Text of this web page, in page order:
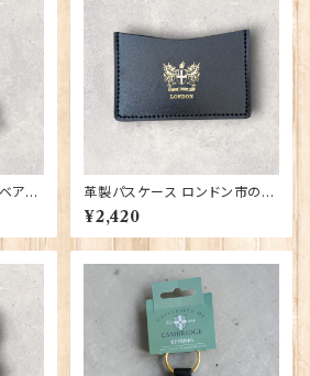
ア】E
799
革製パスケース ロンドン市の紋
章入り【Black】R.C.Brady 90
381-Black
¥2,420